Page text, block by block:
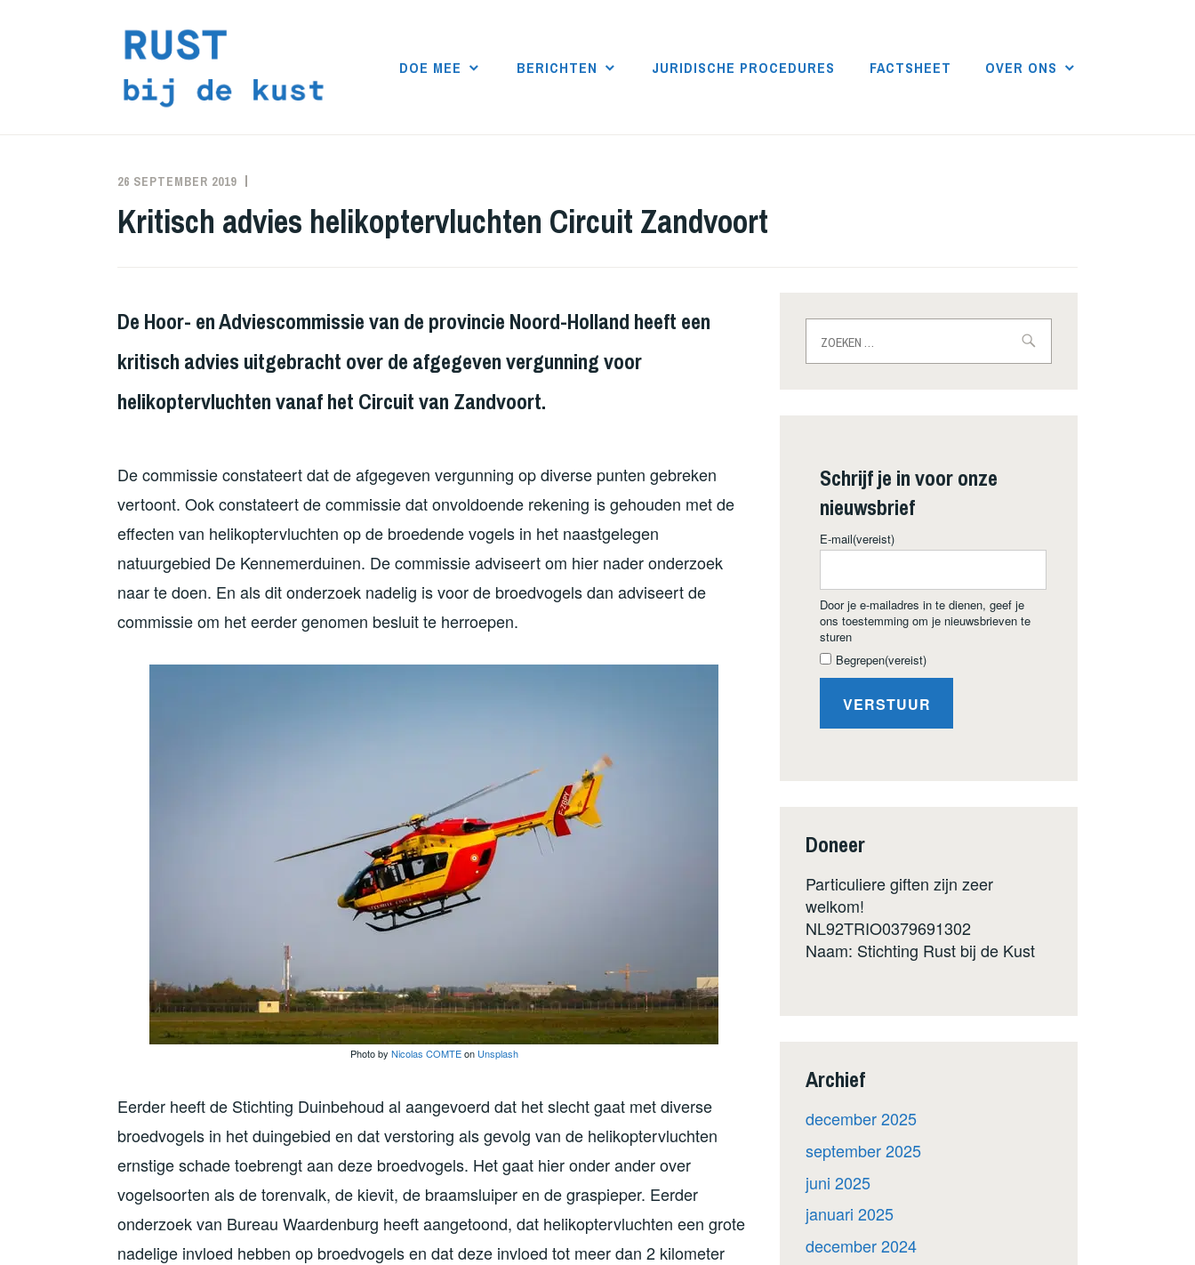
DOE MEE BERICHTEN JURIDISCHE PROCEDURES FACTSHEET OVER ONS
26 SEPTEMBER 2019
DE
JURIDISCHE
Kritisch advies helikoptervluchten Circuit Zandvoort
De Hoor- en Adviescommissie van de provincie Noord-Holland heeft een
kritisch advies uitgebracht over de afgegeven vergunning voor
helikoptervluchten vanaf het Circuit van Zandvoort.
De commissie constateert dat de afgegeven vergunning op diverse punten gebreken
vertoont. Ook constateert de commissie dat onvoldoende rekening is gehouden met de
effecten van helikoptervluchten op de broedende vogels in het naastgelegen
natuurgebied De Kennemerduinen. De commissie adviseert om hier nader onderzoek
naar te doen. En als dit onderzoek nadelig is voor de broedvogels dan adviseert de
commissie om het eerder genomen besluit te herroepen.
Photo by Nicolas COMTEon Unsplash
Eerder heeft de Stichting Duinbehoud al aangevoerd dat het slecht gaat met diverse
broedvogels in het duingebied en dat verstoring als gevolg van de helikoptervluchten
ernstige schade toebrengt aan deze broedvogels. Het gaat hier onder ander over
vogelsoorten als de torenvalk, de kievit, de braamsluiper en de graspieper. Eerder
onderzoek van Bureau Waardenburg heeft aangetoond, dat helikoptervluchten een grote
nadelige invloed hebben op broedvogels en dat deze invloed tot meer dan 2 kilometer
naar:
Schrijf je in voor onze
nieuwsbrief
E-mail(vereist)
Door je e-mailadres in te dienen, geef je
ons toestemming om je nieuwsbrieven te
sturen
Begrepen(vereist)
VERSTUUR
Doneer
Particuliere giften zijn zeer
welkom!
NL92TRIO0379691302
Naam: Stichting Rust bij de Kust
Archief
december 2025
september 2025
juni 2025
januari 2025
december 2024